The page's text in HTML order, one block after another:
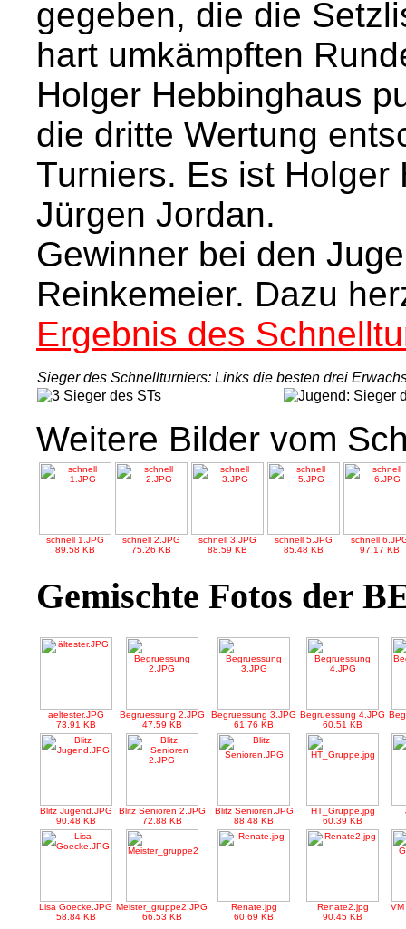
gegeben, die die
hart umkämpften
Holger Hebbinghaus
die dritte Wertung
Turniers. Es ist Holger
Jürgen Jordan.
Gewinner bei den
Reinkemeier. Dazu
Ergebnis des
Sieger des Schnellturniers: Links die besten drei
Weitere Bilder vom
schnell 1.JPG
89.58 KB
schnell 2.JPG
75.26 KB
schnell 3.JPG
88.59 KB
schnell 5.JPG
85.48 KB
schnell
97.17 KB
Gemischte Fotos der
aeltester.JPG
73.91 KB
Begruessung 2.JPG
47.59 KB
Begruessung 3.JPG
61.76 KB
Begruessung 4.JPG
60.51 KB
Blitz Jugend.JPG
90.48 KB
Blitz Senioren 2.JPG
72.88 KB
Blitz Senioren.JPG
88.48 KB
HT_Gruppe.jpg
60.39 KB
Lisa Goecke.JPG
58.84 KB
Meister_gruppe2.JPG
66.53 KB
Renate.jpg
60.69 KB
Renate2.jpg
90.45 KB